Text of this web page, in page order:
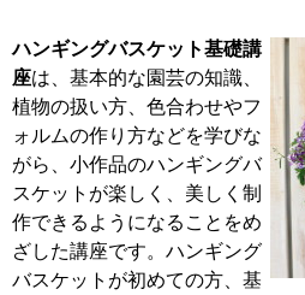
ハンギングバスケット基礎講
座は、基本的な園芸の知識、
植物の扱い方、色合わせやフ
ォルムの作り方などを学びな
がら、小作品のハンギングバ
スケットが楽しく、美しく制
作できるようになることをめ
ざした講座です。ハンギング
バスケットが初めての方、基